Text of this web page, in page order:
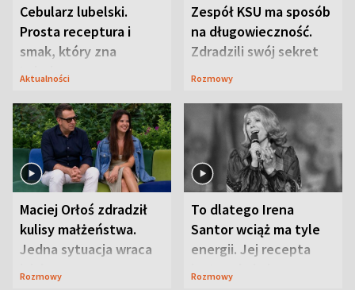
Cebularz lubelski.
Prosta receptura i
smak, który zna
Lubelszczyzna
Aktualności
Zespół KSU ma sposób
na długowieczność.
Zdradzili swój sekret
Rozmowy
Maciej Orłoś zdradził
kulisy małżeństwa.
Jedna sytuacja wraca
jak bumerang
Rozmowy
To dlatego Irena
Santor wciąż ma tyle
energii. Jej recepta
jest zaskakująco
Rozmowy